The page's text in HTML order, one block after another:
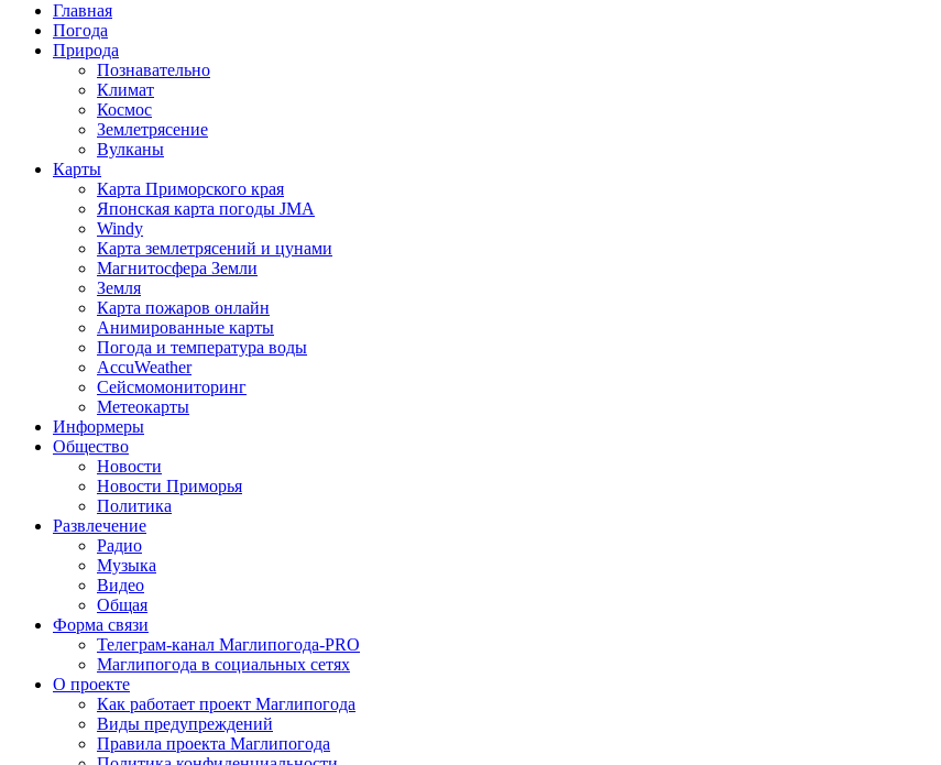
Главная
Погода
Природа
Познавательно
Климат
Космос
Землетрясение
Вулканы
Карты
Карта Приморского края
Японская карта погоды JMA
Windy
Карта землетрясений и цунами
Магнитосфера Земли
Земля
Карта пожаров онлайн
Анимированные карты
Погода и температура воды
AccuWeather
Сейсмомониторинг
Метеокарты
Информеры
Общество
Новости
Новости Приморья
Политика
Развлечение
Радио
Музыка
Видео
Общая
Форма связи
Телеграм-канал Маглипогода-PRO
Маглипогода в социальных сетях
О проекте
Как работает проект Маглипогода
Виды предупреждений
Правила проекта Маглипогода